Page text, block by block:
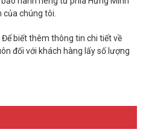
của chúng tôi.
Để biết thêm thông tin chi tiết về
đối với khách hàng lấy số lượng